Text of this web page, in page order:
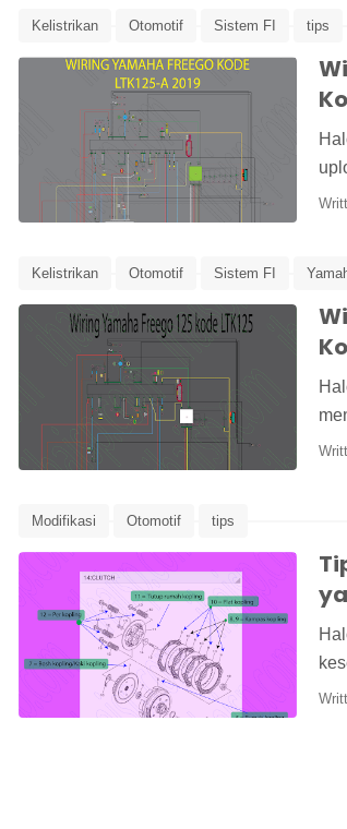
Kelistrikan Otomotif Sistem FI tips
Kelistrikan Otomotif Sistem FI
Modifikasi Otomotif tips